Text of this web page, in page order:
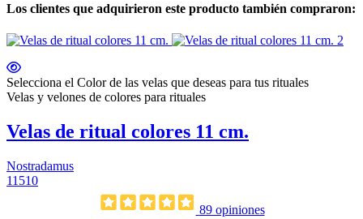
Los clientes que adquirieron este producto también compraron:
Selecciona el Color de las velas que deseas para tus rituales
Velas y velones de colores para rituales
Velas de ritual colores 11 cm.
Nostradamus
11510
89 opiniones